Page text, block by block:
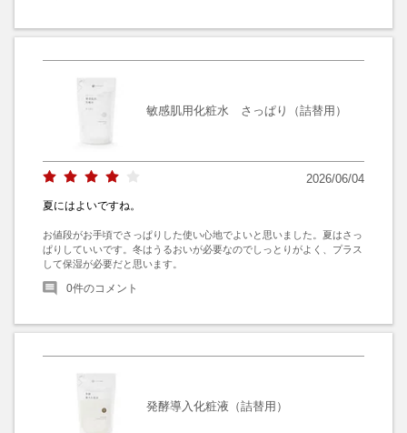
敏感肌用化粧水 さっぱり（詰替用）
2026/06/04
夏にはよいですね。
お値段がお手頃でさっぱりした使い心地でよいと思いました。夏はさっ
ぱりしていいです。冬はうるおいが必要なのでしっとりがよく、プラス
して保湿が必要だと思います。
0件のコメント
発酵導入化粧液（詰替用）